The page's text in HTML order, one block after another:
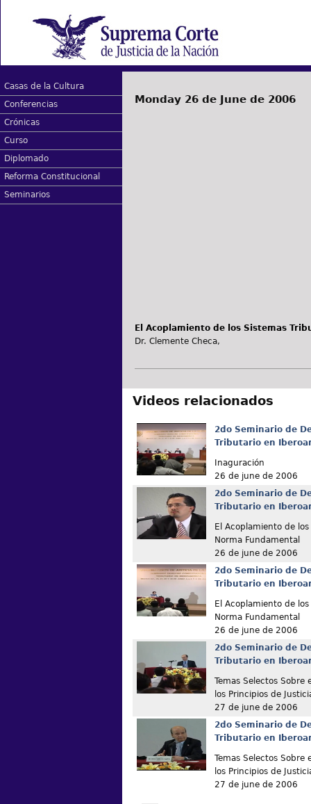
Casas de la Cultura
Conferencias
Crónicas
Curso
Diplomado
Reforma Constitucional
Seminarios
Monday 26 de June de 2006
El Acoplamiento de los Sistemas
Dr. Clemente Checa,
Videos relacionados
2do Seminario de
Tributario en
Inaguración
26 de june de 2006
2do Seminario de
Tributario en
El Acoplamiento de
Norma Fundamental
26 de june de 2006
2do Seminario de
Tributario en
El Acoplamiento de
Norma Fundamental
26 de june de 2006
2do Seminario de
Tributario en
Temas Selectos
los Principios de
27 de june de 2006
2do Seminario de
Tributario en
Temas Selectos
los Principios de
27 de june de 2006